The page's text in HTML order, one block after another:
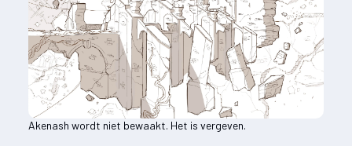
Akenash wordt niet bewaakt. Het is vergeven.